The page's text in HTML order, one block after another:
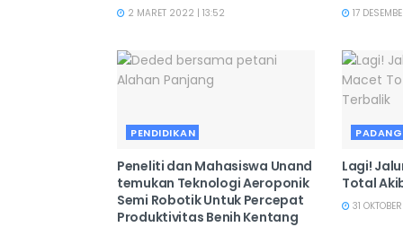
2 MARET 2022 | 13:52 17
PENDIDIKAN
Peneliti dan Mahasiswa Unand
temukan Teknologi Aeroponik
Semi Robotik Untuk Percepat
Produktivitas Benih Kentang
PADANG
Lagi!
Total
31